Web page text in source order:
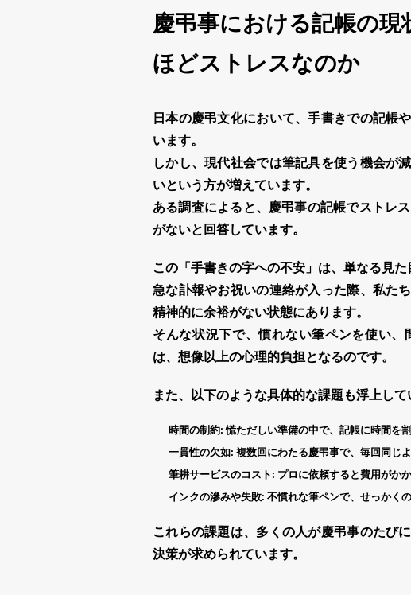
慶弔事における記帳の
ほどストレスなのか
日本の慶弔文化において、手書きでの記帳
います。
しかし、現代社会では筆記具を使う機会が
いという方が増えています。
ある調査によると、
慶弔事の記帳でストレ
がないと回答しています。
この「手書きの字への不安」は、単なる見た
急な訃報やお祝いの連絡が入った際、私た
精神的に余裕がない状態にあります。
そんな状況下で、慣れない筆ペンを使い
は、想像以上の心理的負担となるのです。
また、以下のような具体的な課題も浮上して
時間の制約:慌ただしい準備の中で、記帳に時間を割
一貫性の欠如: 複数回にわたる慶弔事で、毎回同じ
筆耕サービスのコスト: プロに依頼すると費用がか
インクの滲みや失敗: 不慣れな筆ペンで、せっかく
これらの課題は、多くの人が慶弔事のたび
決策が求められています。